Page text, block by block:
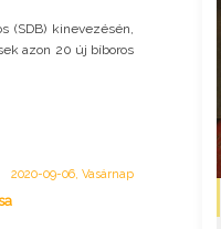
(SDB) kinevezésén,
azon 20 új bíboros
2020-09-06, Vasárnap